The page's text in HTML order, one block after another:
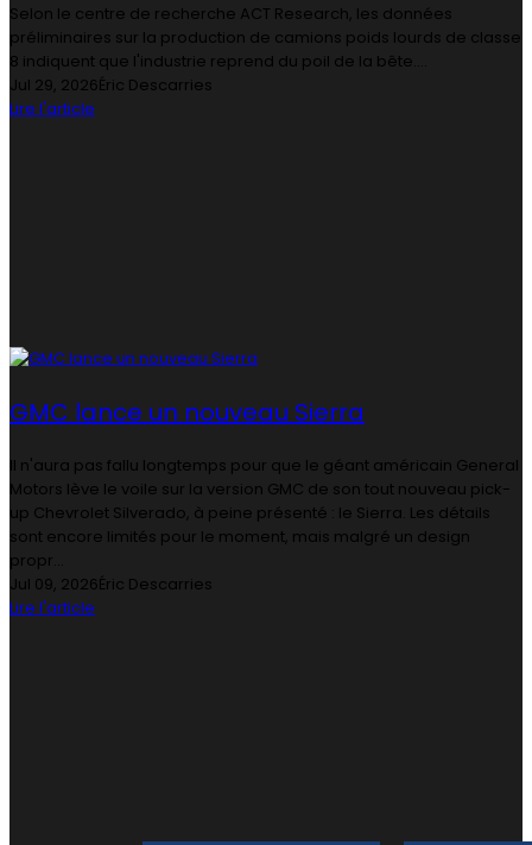
Selon le centre de recherche ACT Research, les données
préliminaires sur la production de camions poids lourds de classe
8 indiquent que l'industrie reprend du poil de la bête....
Jul 29, 2026Éric Descarries
Lire l'article
GMC lance un nouveau Sierra
Il n'aura pas fallu longtemps pour que le géant américain General
Motors lève le voile sur la version GMC de son tout nouveau pick-
up Chevrolet Silverado, à peine présenté : le Sierra. Les détails
sont encore limités pour le moment, mais malgré un design
propr...
Jul 09, 2026Éric Descarries
Lire l'article